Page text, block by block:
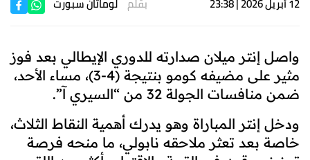
واصل إنتر ميلان صدارته للدوري الإيطالي بعد فوز
مثير على مضيفه كومو بنتيجة (4-3)، مساء الأحد،
ضمن منافسات الجولة 32 من “السيري آ”.
ودخل إنتر المباراة وهو يدرك أهمية النقاط الثلاث،
خاصة بعد تعثر ملاحقه نابولي، ما منحه فرصة